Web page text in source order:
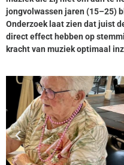
jongvolwassen jaren (15–25)
Onderzoek laat zien dat juist
direct effect hebben op
kracht van muziek optimaal